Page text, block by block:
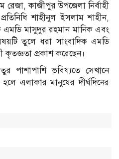
কাজীপুর উপজেলা নির্বাহী
শাহীনুল ইসলাম শাহীন,
এমডি মাসুদুর রহমান মানিক এবং
তুলে ধরা সাংবাদিক এমডি
কৃতজ্ঞতা প্রকাশ করেছেন।
পাশাপাশি ভবিষ্যতে সেখানে
এলাকার মানুষের দীর্ঘদিনের